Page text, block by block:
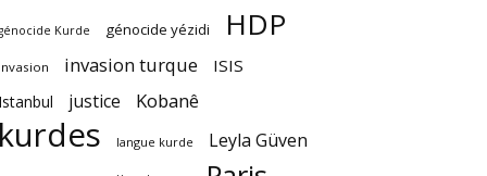
Kurde génocide yézidi HDP
invasion turque ISIS
justice Kobanê
langue kurde Leyla Güven